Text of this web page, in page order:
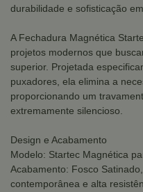
durabilidade e sofisticação
A Fechadura Magnética
projetos modernos que
superior. Projetada
puxadores, ela elimina a
proporcionando um
extremamente silencioso.
Design e Acabamento
Modelo: Startec Magnética
Acabamento: Fosco
contemporânea e alta